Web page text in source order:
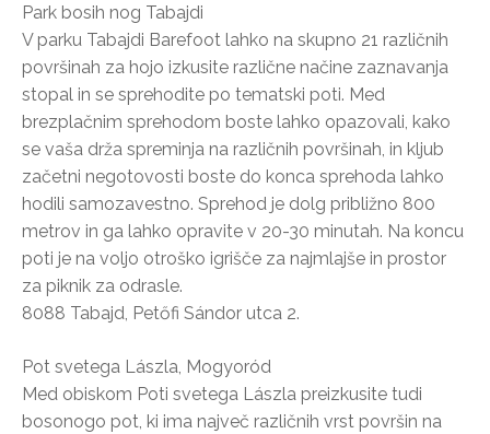
Park bosih nog Tabajdi
V parku Tabajdi Barefoot lahko na skupno 21 različnih
površinah za hojo izkusite različne načine zaznavanja
stopal in se sprehodite po tematski poti. Med
brezplačnim sprehodom boste lahko opazovali, kako
se vaša drža spreminja na različnih površinah, in kljub
začetni negotovosti boste do konca sprehoda lahko
hodili samozavestno. Sprehod je dolg približno 800
metrov in ga lahko opravite v 20-30 minutah. Na koncu
poti je na voljo otroško igrišče za najmlajše in prostor
za piknik za odrasle.
8088 Tabajd, Petőfi Sándor utca 2.
Pot svetega Lászla, Mogyoród
Med obiskom Poti svetega Lászla preizkusite tudi
bosonogo pot, ki ima največ različnih vrst površin na